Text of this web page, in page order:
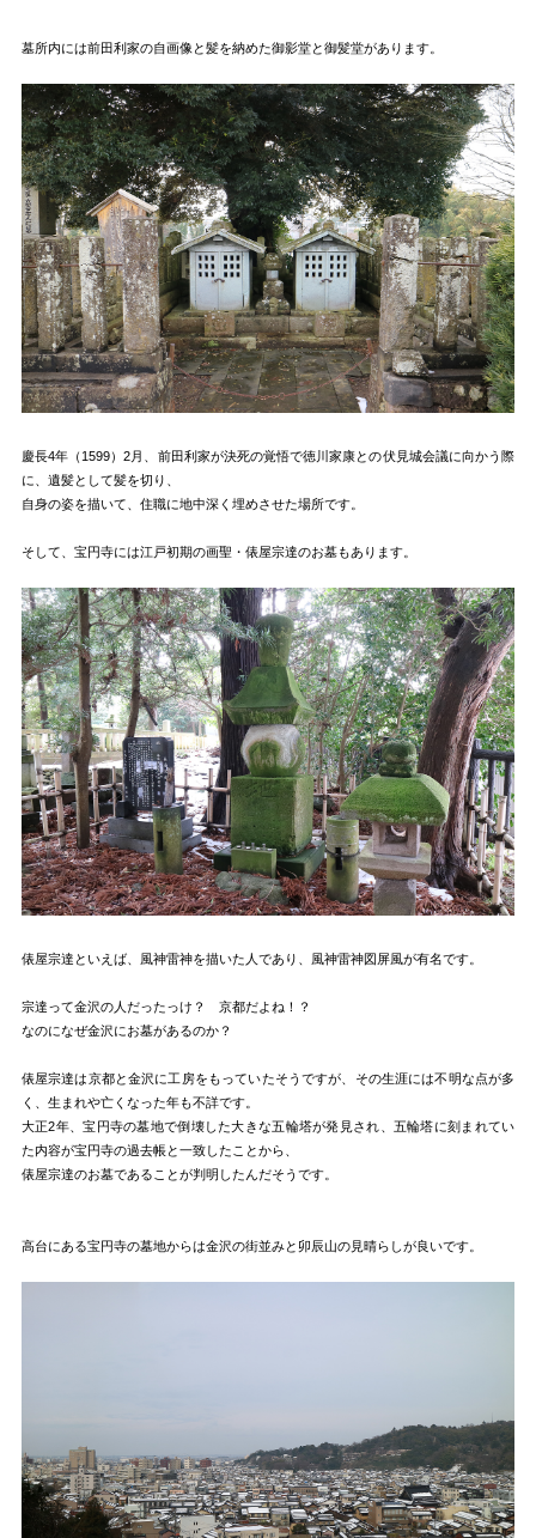
墓所内には前田利家の自画像と髪を納めた御影堂と御髪堂があります。
慶長4年（1599）2月、前田利家が決死の覚悟で徳川家康との伏見城会議に向かう際
に、遺髪として髪を切り、
自身の姿を描いて、住職に地中深く埋めさせた場所です。
そして、宝円寺には江戸初期の画聖・俵屋宗達のお墓もあります。
俵屋宗達といえば、風神雷神を描いた人であり、風神雷神図屏風が有名です。
宗達って金沢の人だったっけ？ 京都だよね！？
なのになぜ金沢にお墓があるのか？
俵屋宗達は京都と金沢に工房をもっていたそうですが、その生涯には不明な点が多
く、生まれや亡くなった年も不詳です。
大正2年、宝円寺の墓地で倒壊した大きな五輪塔が発見され、五輪塔に刻まれてい
た内容が宝円寺の過去帳と一致したことから、
俵屋宗達のお墓であることが判明したんだそうです。
高台にある宝円寺の墓地からは金沢の街並みと卯辰山の見晴らしが良いです。